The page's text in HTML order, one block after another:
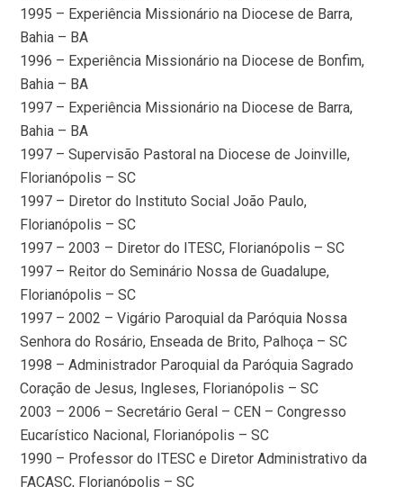
1995 – Experiência Missionário na Diocese de Barra,
Bahia – BA
1996 – Experiência Missionário na Diocese de Bonfim,
Bahia – BA
1997 – Experiência Missionário na Diocese de Barra,
Bahia – BA
1997 – Supervisão Pastoral na Diocese de Joinville,
Florianópolis – SC
1997 – Diretor do Instituto Social João Paulo,
Florianópolis – SC
1997 – 2003 – Diretor do ITESC, Florianópolis – SC
1997 – Reitor do Seminário Nossa de Guadalupe,
Florianópolis – SC
1997 – 2002 – Vigário Paroquial da Paróquia Nossa
Senhora do Rosário, Enseada de Brito, Palhoça – SC
1998 – Administrador Paroquial da Paróquia Sagrado
Coração de Jesus, Ingleses, Florianópolis – SC
2003 – 2006 – Secretário Geral – CEN – Congresso
Eucarístico Nacional, Florianópolis – SC
1990 – Professor do ITESC e Diretor Administrativo da
FACASC, Florianópolis – SC